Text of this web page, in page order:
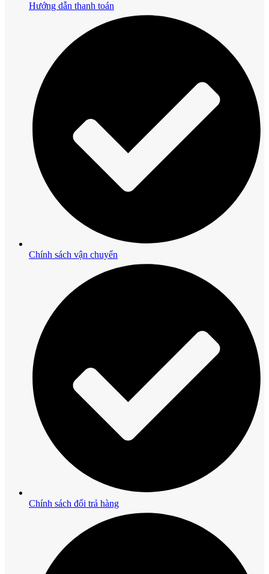
Hướng dẫn thanh toán
Chính sách vận chuyển
Chính sách đổi trả hàng